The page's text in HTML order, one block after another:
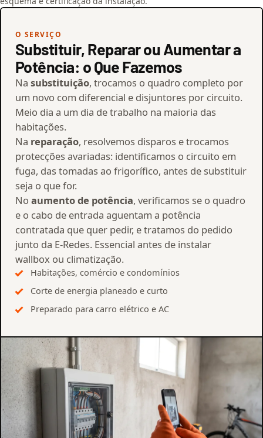
O SERVIÇO
Substituir, Reparar ou Aumentar a
Potência: o Que Fazemos
Na substituição, trocamos o quadro completo por
um novo com diferencial e disjuntores por circuito.
Meio dia a um dia de trabalho na maioria das
habitações.
Na reparação, resolvemos disparos e trocamos
protecções avariadas: identificamos o circuito em
fuga, das tomadas ao frigorífico, antes de substituir
seja o que for.
No aumento de potência, verificamos se o quadro
e o cabo de entrada aguentam a potência
contratada que quer pedir, e tratamos do pedido
junto da E-Redes. Essencial antes de instalar
wallbox ou climatização.
Habitações, comércio e condomínios
Corte de energia planeado e curto
Preparado para carro elétrico e AC